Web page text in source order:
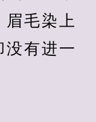
眉毛染上
没有进一